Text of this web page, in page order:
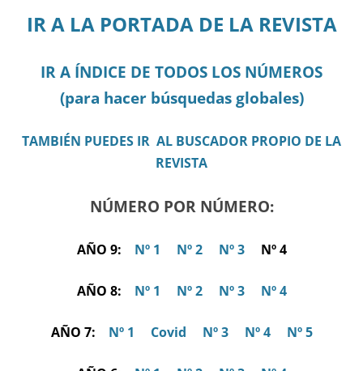
IR A LA PORTADA DE LA REVISTA
IR A ÍNDICE DE TODOS LOS NÚMEROS
(para hacer búsquedas globales)
TAMBIÉN PUEDES IR AL BUSCADOR PROPIO DE LA
REVISTA
NÚMERO POR NÚMERO:
AÑO 9: Nº 1 Nº 2 Nº 3Nº 4
AÑO 8: Nº 1 Nº 2 Nº 3 Nº 4
AÑO 7: Nº 1 Covid Nº 3 Nº 4 Nº 5